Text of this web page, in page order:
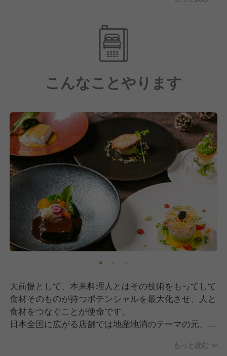
ねていくことこそが成長へと繋がる一歩であるという
考えの元、料理人として大きく羽ばたいていける環境
こんなことやります
大前提として、本来料理人とはその技術をもってして
食材そのものが持つポテンシャルを最大化させ、人と
食材をつなぐことが使命です。
日本全国に広がる店舗では地産地消のテーマの元、食
の地域でしか味わえない特別な料理を生み出すことに
もっと読む